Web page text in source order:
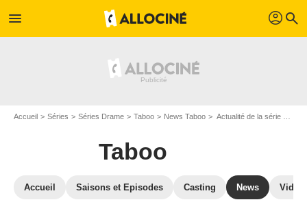
menu profil search
Accueil Séries Séries Drame Taboo News Taboo Actualité de la série Taboo - Page 2
Taboo
Accueil Saisons et Episodes Casting News